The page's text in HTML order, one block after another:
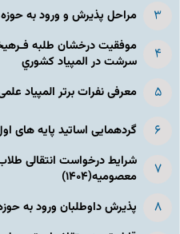
مراحل پذیرش و ورود به
موفقیت درخشان طلبه
سرشت در المپياد كشوري
معرفی نفرات برتر المپیاد
گردهمایی اساتید پایه های
شرایط درخواست انتقالی
معصومیه(۱۴۰۴)
پذیرش داوطلبان ورود به حوزه های